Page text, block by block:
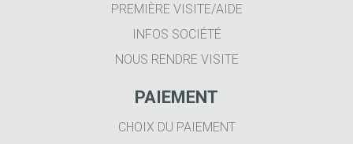
PREMIÈRE VISITE/AIDE
INFOS SOCIÉTÉ
NOUS RENDRE VISITE
PAIEMENT
CHOIX DU PAIEMENT